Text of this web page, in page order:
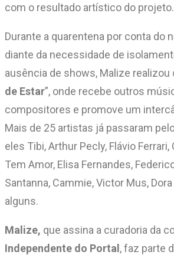
com o resultado artístico do projeto.
Durante a quarentena por conta do
diante da necessidade de
ausência de shows, Malize realizou
de Estar”, onde recebe outros
compositores e promove um
Mais de 25 artistas já passaram
eles Tibi, Arthur Pecly, Flávio
Tem Amor, Elisa Fernandes,
Santanna, Cammie, Victor Mus,
alguns.
Malize, que assina a curadoria da
Independente do Portal, faz parte